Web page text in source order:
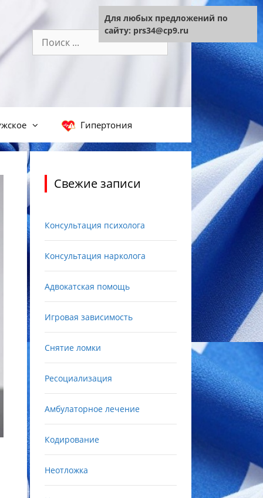
Поиск:
Гипертония
Свежие записи
Консультация психолога
Консультация нарколога
Адвокатская помощь
Игровая зависимость
Снятие ломки
Ресоциализация
Амбулаторное лечение
Кодирование
Неотложка
Для любых предложений по
сайту: prs34@cp9.ru